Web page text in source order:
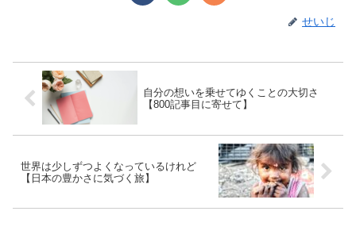
せいじ
自分の想いを乗せてゆくことの大切さ
【800記事目に寄せて】
世界は少しずつよくなっているけれど
【日本の豊かさに気づく旅】